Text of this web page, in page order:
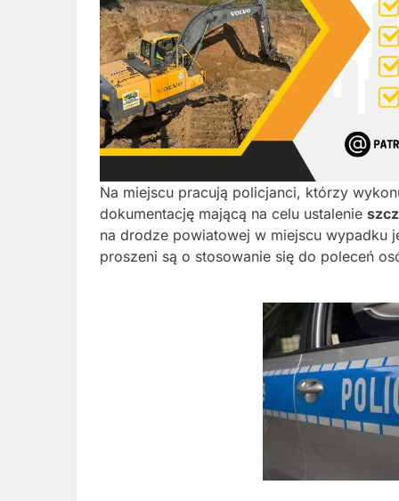
Na miejscu pracują policjanci, którzy
dokumentację mającą na celu ustalenie
na drodze powiatowej w miejscu wypadku
proszeni są o stosowanie się do poleceń